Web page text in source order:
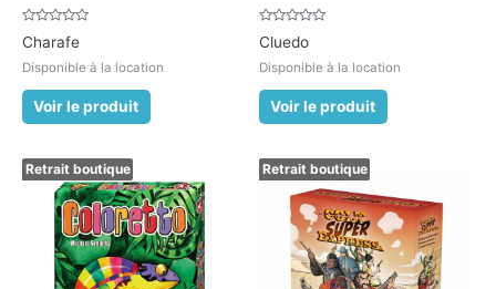
Note
0
5
Charafe
Disponible à la location
Voir le produit
Note
0
5
Cluedo
Disponible à la location
Voir le produit
Retrait boutique Retrait boutique